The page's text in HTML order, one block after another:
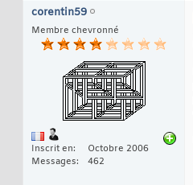
corentin59
Membre chevronné
Inscrit en
Octobre 2006
Messages
462